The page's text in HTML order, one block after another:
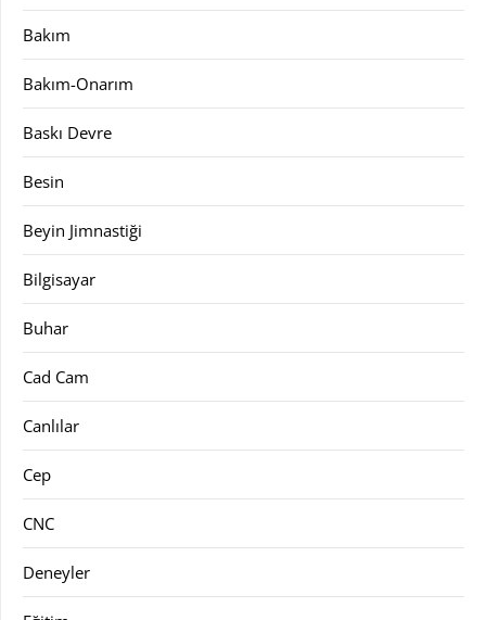
Bakım
Bakım-Onarım
Baskı Devre
Besin
Beyin Jimnastiği
Bilgisayar
Buhar
Cad Cam
Canlılar
Cep
CNC
Deneyler